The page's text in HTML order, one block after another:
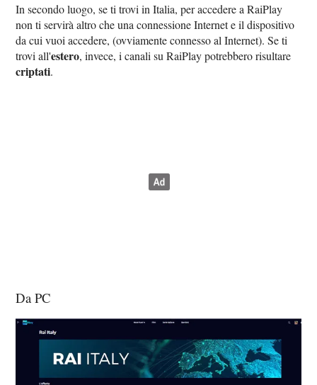
In secondo luogo, se ti trovi in Italia, per accedere a RaiPlay
non ti servirà altro che una connessione Internet e il dispositivo
da cui vuoi accedere, (ovviamente connesso al Internet). Se ti
trovi all'estero, invece, i canali su RaiPlay potrebbero risultare
criptati.
Da PC